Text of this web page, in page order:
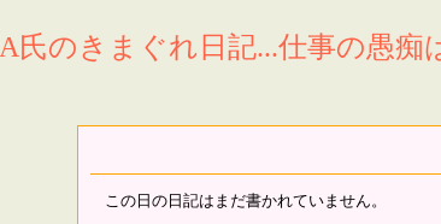
A氏のきまぐれ日記...仕事の愚痴
この日の日記はまだ書かれていません。